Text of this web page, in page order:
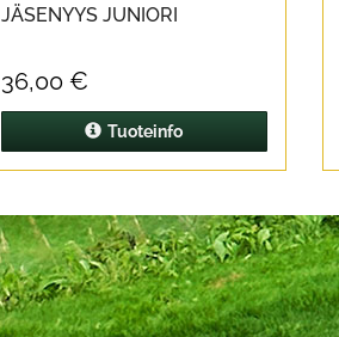
JÄSENYYS JUNIORI
36,00 €
Tuoteinfo